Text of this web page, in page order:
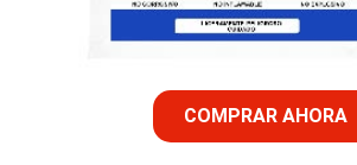
COMPRAR AHORA